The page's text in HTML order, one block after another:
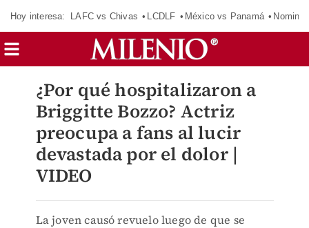
Hoy interesa: LAFC vs Chivas LCDLF México vs Panamá
¿Por qué hospitalizaron a
Briggitte Bozzo? Actriz
preocupa a fans al lucir
devastada por el dolor |
VIDEO
La joven causó revuelo luego de que se